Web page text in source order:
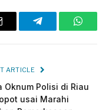
Telegram
ARTICLE
Oknum Polisi di Riau
usai Marahi